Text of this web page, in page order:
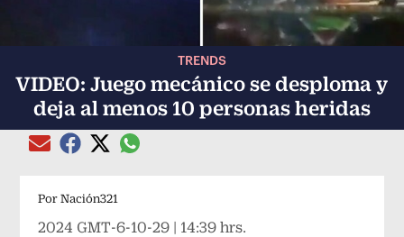
TRENDS
VIDEO: Juego mecánico se desploma y
deja al menos 10 personas heridas
Compartir el artículo actual mediante Email
Compartir el artículo actual mediante Facebook
Compartir el artículo actual mediante Twitter
Compartir el artículo actual mediante
Por Nación321
2024 GMT-6-10-29 | 14:39 hrs.